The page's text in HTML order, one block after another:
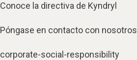
Conoce la directiva de Kyndryl
Póngase en contacto con nosotros
corporate-social-responsibility